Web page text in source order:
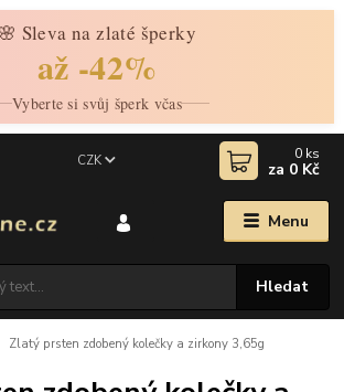
🌸 Sleva na zlaté šperky
až -42%
Vyberte si svůj šperk včas
Menu
CZK
Hledat
0 ks
za 0 Kč
Zlatý prsten zdobený kolečky a zirkony 3,65g